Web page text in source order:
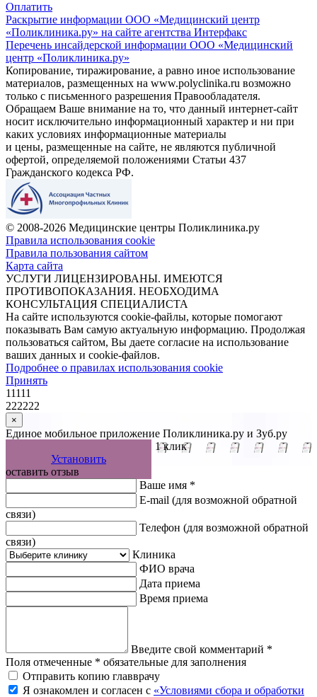
Оплатить
Раскрытие информации ООО «Медицинский центр
«Поликлиника.ру» на сайте агентства Интерфакс
Перечень инсайдерской информации ООО «Медицинский
центр «Поликлиника.ру»
Копирование, тиражирование, а равно иное использование
материалов, размещенных на www.polyclinika.ru возможно
только с письменного разрешения Правообладателя.
Обращаем Ваше внимание на то, что данный интернет-сайт
носит исключительно информационный характер и ни при
каких условиях информационные материалы
и цены, размещенные на сайте, не являются публичной
офертой, определяемой положениями Статьи 437
Гражданского кодекса РФ.
© 2008-2026 Медицинские центры Поликлиника.ру
Правила использования cookie
Правила пользования сайтом
Карта сайта
УСЛУГИ ЛИЦЕНЗИРОВАНЫ. ИМЕЮТСЯ
ПРОТИВОПОКАЗАНИЯ. НЕОБХОДИМА
КОНСУЛЬТАЦИЯ СПЕЦИАЛИСТА
На сайте используются cookie-файлы, которые помогают
показывать Вам самую актуальную информацию. Продолжая
пользоваться сайтом, Вы даете согласие на использование
ваших данных и cookie-файлов.
Подробнее о правилах использования cookie
Принять
11111
222222
×
Единое мобильное приложение Поликлиника.ру и Зуб.ру
Управляйте записью к врачу в 1 клик
Установить
оставить отзыв
Ваше имя *
E-mail (для возможной обратной
связи)
Телефон (для возможной обратной
связи)
Клиника
ФИО врача
Дата приема
Время приема
Введите свой комментарий *
Поля отмеченные * обязательные для заполнения
Отправить копию главврачу
Я ознакомлен и согласен с «Условиями сбора и обработки